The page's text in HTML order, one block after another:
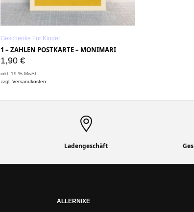
Geschenke Für Kinder
1 – ZAHLEN POSTKARTE – MONIMARI
1,90 €
inkl. 19 % MwSt.
zzgl.Versandkosten
Ladengeschäft
ALLERNIXE